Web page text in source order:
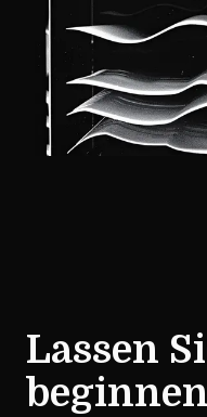
Lassen